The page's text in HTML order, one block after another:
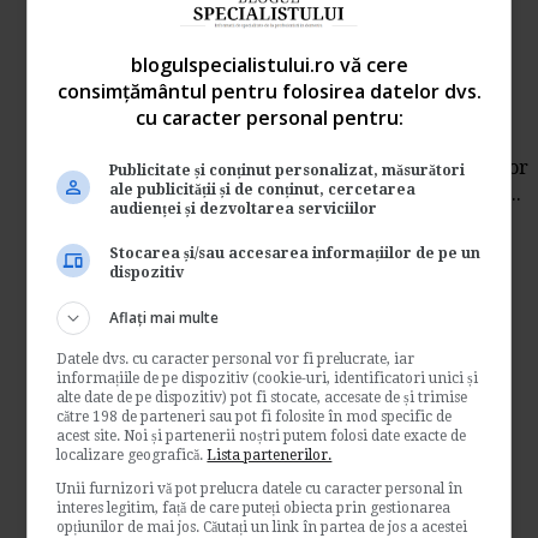
Hotarare judecatoreasca.
Drepturi salariale datorate
Supunem atentiei dvs. un caz practic referitor
la drepturile salariale datorate in baza unei...
→Citeste mai departe
Declaratii care se depun de
catre o intreprindere
individuala in 2013
deContabilul.ro
TVA, fara salariati, trebuie sa depuna
declaratiile...
blogulspecialistului.ro vă cere
consimțământul pentru folosirea datelor dvs.
cu caracter personal pentru:
Publicitate și conținut personalizat, măsurători
ale publicității și de conținut, cercetarea
audienței și dezvoltarea serviciilor
Stocarea și/sau accesarea informațiilor de pe un
dispozitiv
Aflați mai multe
Datele dvs. cu caracter personal vor fi prelucrate, iar
informațiile de pe dispozitiv (cookie-uri, identificatori unici și
alte date de pe dispozitiv) pot fi stocate, accesate de și trimise
către 198 de parteneri sau pot fi folosite în mod specific de
acest site. Noi și partenerii noștri putem folosi date exacte de
localizare geografică.Lista partenerilor.
Unii furnizori vă pot prelucra datele cu caracter personal în
interes legitim, față de care puteți obiecta prin gestionarea
opțiunilor de mai jos. Căutați un link în partea de jos a acestei